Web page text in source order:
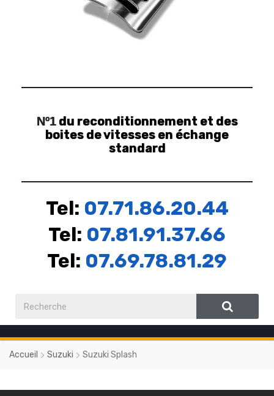
Nº1du reconditionnement et des
boites de vitesses en échange
standard
Tel: 07.71.86.20.44
Tel: 07.81.91.37.66
Tel: 07.69.78.81.29
Accueil Suzuki Suzuki Splash